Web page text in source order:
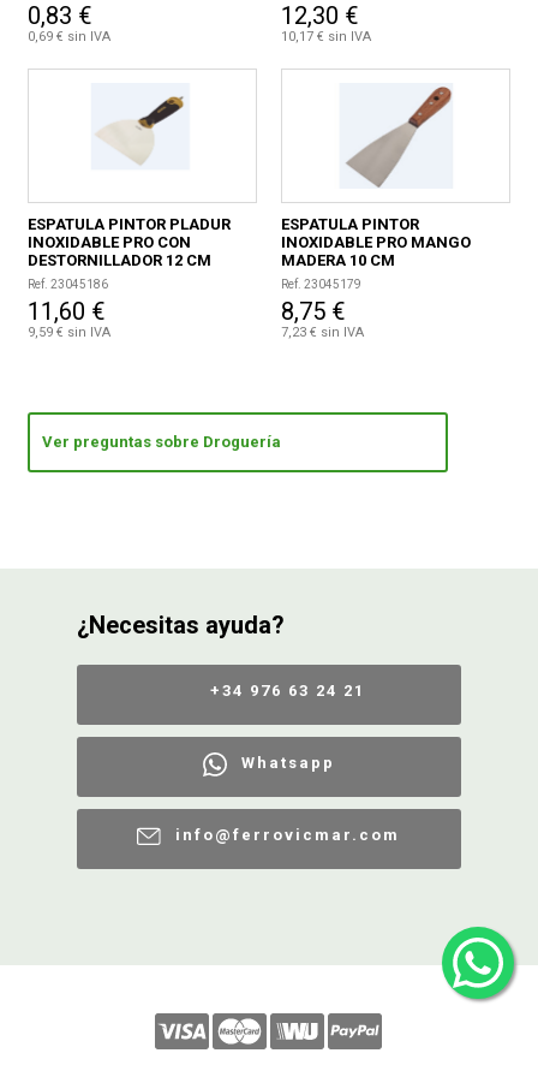
0,83 €
0,69 € sin IVA
12,30 €
10,17 € sin IVA
ESPATULA PINTOR PLADUR
INOXIDABLE PRO CON
DESTORNILLADOR 12 CM
Ref. 23045186
11,60 €
9,59 € sin IVA
ESPATULA PINTOR
INOXIDABLE PRO MANGO
MADERA 10 CM
Ref. 23045179
8,75 €
7,23 € sin IVA
Ver preguntas sobre Droguería
¿Necesitas ayuda?
+34 976 63 24 21
Whatsapp
info@ferrovicmar.com